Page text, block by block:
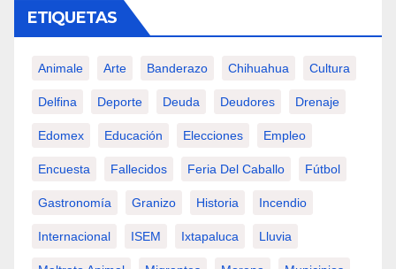
ETIQUETAS
Animale Arte Banderazo Chihuahua Cultura
Delfina Deporte Deuda Deudores Drenaje
Edomex Educación Elecciones Empleo
Encuesta Fallecidos Feria Del Caballo Fútbol
Gastronomía Granizo Historia Incendio
Internacional ISEM Ixtapaluca Lluvia